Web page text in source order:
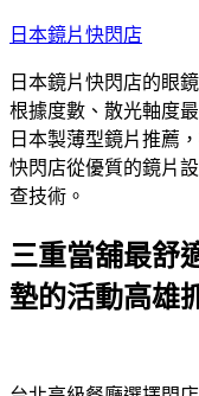
跳
主
要
內
容
日本鏡片快閃店
日本鏡片快閃店的眼
根據度數、散光軸度
日本製薄型鏡片推薦
快閃店從優質的鏡片
查技術。
三重當舖最舒
墊的活動高雄